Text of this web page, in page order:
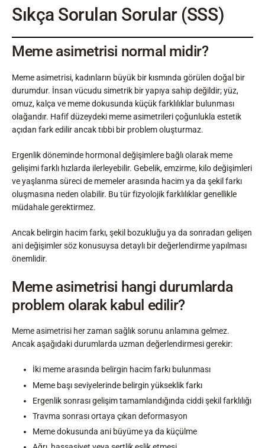
Sıkça Sorulan Sorular (SSS)
Meme asimetrisi normal midir?
Meme asimetrisi, kadınların büyük bir kısmında görülen doğal bir
durumdur. İnsan vücudu simetrik bir yapıya sahip değildir; yüz,
omuz, kalça ve meme dokusunda küçük farklılıklar bulunması
olağandır. Hafif düzeydeki meme asimetrileri çoğunlukla estetik
açıdan fark edilir ancak tıbbi bir problem oluşturmaz.
Ergenlik döneminde hormonal değişimlere bağlı olarak meme
gelişimi farklı hızlarda ilerleyebilir. Gebelik, emzirme, kilo değişimleri
ve yaşlanma süreci de memeler arasında hacim ya da şekil farkı
oluşmasına neden olabilir. Bu tür fizyolojik farklılıklar genellikle
müdahale gerektirmez.
Ancak belirgin hacim farkı, şekil bozukluğu ya da sonradan gelişen
ani değişimler söz konusuysa detaylı bir değerlendirme yapılması
önemlidir.
Meme asimetrisi hangi durumlarda
problem olarak kabul edilir?
Meme asimetrisi her zaman sağlık sorunu anlamına gelmez.
Ancak aşağıdaki durumlarda uzman değerlendirmesi gerekir:
İki meme arasında belirgin hacim farkı bulunması
Meme başı seviyelerinde belirgin yükseklik farkı
Ergenlik sonrası gelişim tamamlandığında ciddi şekil farklılığı
Travma sonrası ortaya çıkan deformasyon
Meme dokusunda ani büyüme ya da küçülme